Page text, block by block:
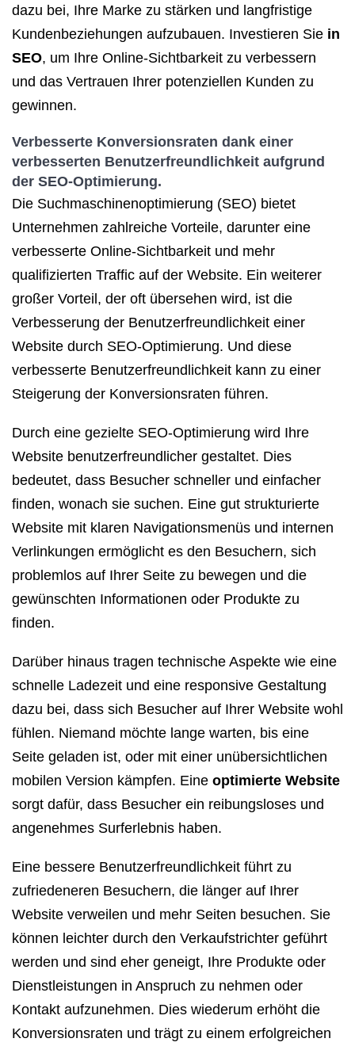
dazu bei, Ihre Marke zu stärken und langfristige
Kundenbeziehungen aufzubauen. Investieren Sie in
SEO, um Ihre Online-Sichtbarkeit zu verbessern
und das Vertrauen Ihrer potenziellen Kunden zu
gewinnen.
Verbesserte Konversionsraten dank einer
verbesserten Benutzerfreundlichkeit aufgrund
der SEO-Optimierung.
Die Suchmaschinenoptimierung (SEO) bietet
Unternehmen zahlreiche Vorteile, darunter eine
verbesserte Online-Sichtbarkeit und mehr
qualifizierten Traffic auf der Website. Ein weiterer
großer Vorteil, der oft übersehen wird, ist die
Verbesserung der Benutzerfreundlichkeit einer
Website durch SEO-Optimierung. Und diese
verbesserte Benutzerfreundlichkeit kann zu einer
Steigerung der Konversionsraten führen.
Durch eine gezielte SEO-Optimierung wird Ihre
Website benutzerfreundlicher gestaltet. Dies
bedeutet, dass Besucher schneller und einfacher
finden, wonach sie suchen. Eine gut strukturierte
Website mit klaren Navigationsmenüs und internen
Verlinkungen ermöglicht es den Besuchern, sich
problemlos auf Ihrer Seite zu bewegen und die
gewünschten Informationen oder Produkte zu
finden.
Darüber hinaus tragen technische Aspekte wie eine
schnelle Ladezeit und eine responsive Gestaltung
dazu bei, dass sich Besucher auf Ihrer Website wohl
fühlen. Niemand möchte lange warten, bis eine
Seite geladen ist, oder mit einer unübersichtlichen
mobilen Version kämpfen. Eine optimierte Website
sorgt dafür, dass Besucher ein reibungsloses und
angenehmes Surferlebnis haben.
Eine bessere Benutzerfreundlichkeit führt zu
zufriedeneren Besuchern, die länger auf Ihrer
Website verweilen und mehr Seiten besuchen. Sie
können leichter durch den Verkaufstrichter geführt
werden und sind eher geneigt, Ihre Produkte oder
Dienstleistungen in Anspruch zu nehmen oder
Kontakt aufzunehmen. Dies wiederum erhöht die
Konversionsraten und trägt zu einem erfolgreichen